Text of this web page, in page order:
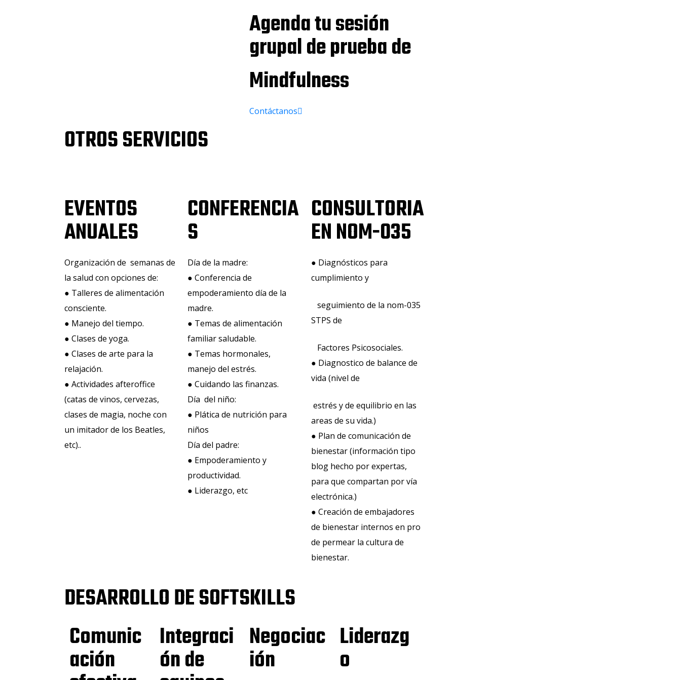
Agenda tu sesión
grupal de prueba de
Mindfulness
Contáctanos
OTROS SERVICIOS
EVENTOS
ANUALES
Organización de semanas de
la salud con opciones de:
​● Talleres de alimentación
consciente.
● Manejo del tiempo.
● Clases de yoga.
● Clases de arte para la
relajación.
● Actividades afteroffice
(catas de vinos, cervezas,
clases de magia, noche con
un imitador de los Beatles,
etc)..​
CONFERENCIA
S
Día de la madre:
● Conferencia de
empoderamiento día de la
madre.
● Temas de alimentación
familiar saludable.
● Temas hormonales,
manejo del estrés.
● Cuidando las finanzas.
Día del niño:
● Plática de nutrición para
niños
Día del padre:
● Empoderamiento y
productividad.
● Liderazgo, etc
CONSULTORIA
EN NOM-035
● Diagnósticos para
cumplimiento y
seguimiento de la nom-035
STPS de
Factores Psicosociales.
● Diagnostico de balance de
vida (nivel de
estrés y de equilibrio en las
areas de su vida.)
● Plan de comunicación de
bienestar (información tipo
blog hecho por expertas,
para que compartan por vía
electrónica.)
​● Creación de embajadores
de bienestar internos en pro
de permear la cultura de
bienestar.
DESARROLLO DE SOFTSKILLS
Comunic
ación
Integraci
ón de
Negociac
ión
Liderazg
o